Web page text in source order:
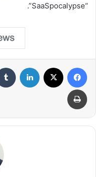
“SaaSpocalypse”.
فيسبوك لينكدإن
طباعة